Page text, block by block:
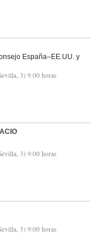
España–EE.UU. y
3) 9.00 horas
3) 9:00 horas
3) 9:00 horas